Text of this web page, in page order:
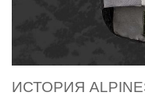
ИСТОРИЯ